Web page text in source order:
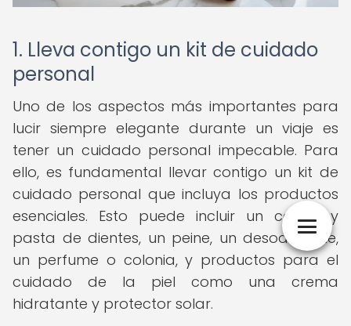
1. Lleva contigo un kit de cuidado
personal
Uno de los aspectos más importantes para
lucir siempre elegante durante un viaje es
tener un cuidado personal impecable. Para
ello, es fundamental llevar contigo un kit de
cuidado personal que incluya los productos
esenciales. Esto puede incluir un cepillo y
pasta de dientes, un peine, un desodorante,
un perfume o colonia, y productos para el
cuidado de la piel como una crema
hidratante y protector solar.